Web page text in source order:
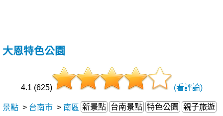
大恩特色公園
4.1 (625) (看評論)
景點 > 台南市 > 南區 新景點 台南景點 特色公園 親子旅遊